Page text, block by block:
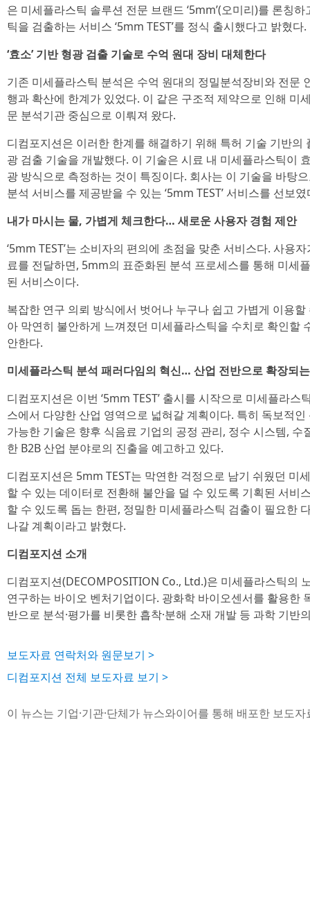
은 미세플라스틱 솔루션 전문 브랜드 ‘5mm’(오미리)를 론칭
틱을 검출하는 서비스 ‘5mm TEST’를 정식 출시했다고 밝혔다.
‘효소’ 기반 형광 검출 기술로 수억 원대 장비 대체한다
기존 미세플라스틱 분석은 수억 원대의 정밀분석장비와 전문
행과 확산에 한계가 있었다. 이 같은 구조적 제약으로 인해 미
문 분석기관 중심으로 이뤄져 왔다.
디컴포지션은 이러한 한계를 해결하기 위해 특허 기술 기반
광 검출 기술을 개발했다. 이 기술은 시료 내 미세플라스틱이
광 방식으로 측정하는 것이 특징이다. 회사는 이 기술을 바탕
분석 서비스를 제공받을 수 있는 ‘5mm TEST’ 서비스를 선보였
내가 마시는 물, 가볍게 체크한다… 새로운 사용자 경험 제안
‘5mm TEST’는 소비자의 편의에 초점을 맞춘 서비스다. 사용
료를 전달하면, 5mm의 표준화된 분석 프로세스를 통해 미세
된 서비스이다.
복잡한 연구 의뢰 방식에서 벗어나 누구나 쉽고 가볍게 이용할
아 막연히 불안하게 느껴졌던 미세플라스틱을 수치로 확인할
안한다.
미세플라스틱 분석 패러다임의 혁신… 산업 전반으로 확장되
디컴포지션은 이번 ‘5mm TEST’ 출시를 시작으로 미세플라
스에서 다양한 산업 영역으로 넓혀갈 계획이다. 특히 독보적
가능한 기술은 향후 식음료 기업의 공정 관리, 정수 시스템,
한 B2B 산업 분야로의 진출을 예고하고 있다.
디컴포지션은 5mm TEST는 막연한 걱정으로 남기 쉬웠던 미
할 수 있는 데이터로 전환해 불안을 덜 수 있도록 기획된 서비
할 수 있도록 돕는 한편, 정밀한 미세플라스틱 검출이 필요한
나갈 계획이라고 밝혔다.
디컴포지션 소개
디컴포지션(DECOMPOSITION Co., Ltd.)은 미세플라스틱의
연구하는 바이오 벤처기업이다. 광화학 바이오센서를 활용한
반으로 분석·평가를 비롯한 흡착·분해 소재 개발 등 과학 기반
보도자료 연락처와 원문보기 >
디컴포지션 전체 보도자료 보기 >
이 뉴스는 기업·기관·단체가 뉴스와이어를 통해 배포한 보도